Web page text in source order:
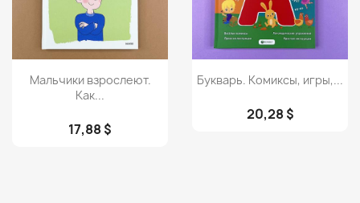
Просмотр
Мальчики взрослеют.
Как...
17,88 $
 Просмотр
Букварь. Комиксы, игры,...
20,28 $